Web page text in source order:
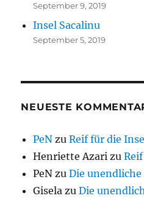
September 9, 2019
Insel Sacalinu
September 5, 2019
NEUESTE
PeN zuReif für die
Henriette Azari zu
PeN zuDie
Gisela zuDie